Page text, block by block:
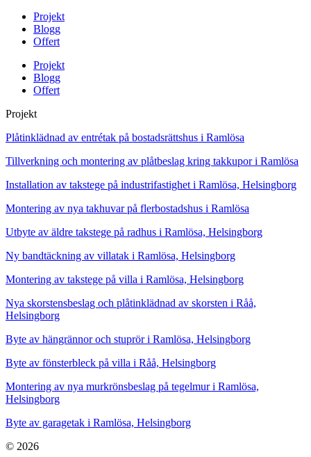
Projekt
Blogg
Offert
Projekt
Blogg
Offert
Projekt
Plåtinklädnad av entrétak på bostadsrättshus i Ramlösa
Tillverkning och montering av plåtbeslag kring takkupor i Ramlösa
Installation av takstege på industrifastighet i Ramlösa, Helsingborg
Montering av nya takhuvar på flerbostadshus i Ramlösa
Utbyte av äldre takstege på radhus i Ramlösa, Helsingborg
Ny bandtäckning av villatak i Ramlösa, Helsingborg
Montering av takstege på villa i Ramlösa, Helsingborg
Nya skorstensbeslag och plåtinklädnad av skorsten i Råå,
Helsingborg
Byte av hängrännor och stuprör i Ramlösa, Helsingborg
Byte av fönsterbleck på villa i Råå, Helsingborg
Montering av nya murkrönsbeslag på tegelmur i Ramlösa,
Helsingborg
Byte av garagetak i Ramlösa, Helsingborg
© 2026